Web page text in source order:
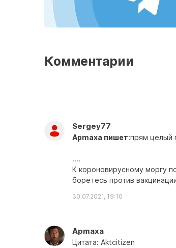
Комментарии
Sergey77
Apmaxa пишет:прям целый
....
К короновирусному моргу
боретесь против
30.07.2021, 19:10
Apmaxa
Цитата: Aktcitizen